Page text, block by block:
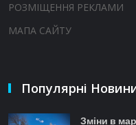
РОЗМІЩЕННЯ РЕКЛАМИ
МАПА САЙТУ
Популярні
Зміни в